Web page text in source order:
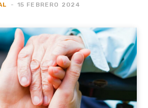
15 FEBRERO 2024